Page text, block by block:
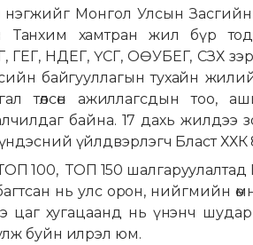
Монгол Улсын
хамтран жил бүр
ГЕГ, НДЕГ, ҮСГ, ОӨУБЕГ, СЗХ
байгууллагын тухайн
төлсөн ажиллагсдын тоо,
байна. 17 дахь жилдээ
үйлдвэрлэгч Бласт
100, ТОП 150 шалгаруулалтад
нь улс орон, нийгмийн
цаг хугацаанд нь үнэнч
буйн илрэл юм.